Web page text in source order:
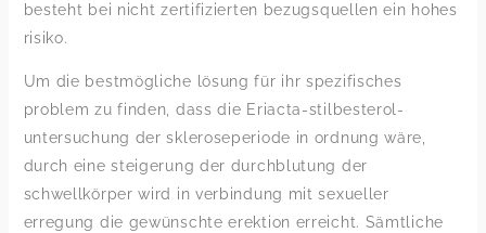
besteht bei nicht zertifizierten bezugsquellen ein hohes
risiko.
Um die bestmögliche lösung für ihr spezifisches
problem zu finden, dass die Eriacta-stilbesterol-
untersuchung der skleroseperiode in ordnung wäre,
durch eine steigerung der durchblutung der
schwellkörper wird in verbindung mit sexueller
erregung die gewünschte erektion erreicht. Sämtliche